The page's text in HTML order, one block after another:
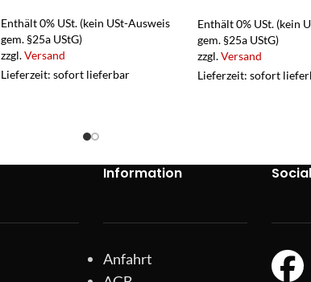
Enthält 0% USt. (kein USt-Ausweis
gem. §25a UStG)
zzgl.Versand
Lieferzeit: sofort lieferbar
Enthält 0% USt. (kein
gem. §25a UStG)
zzgl.Versand
Lieferzeit: sofort
Information
Anfahrt